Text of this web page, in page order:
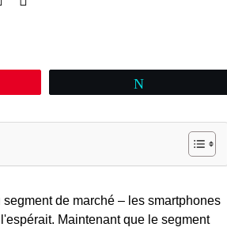
de marché – les smartphones
Maintenant que le segment